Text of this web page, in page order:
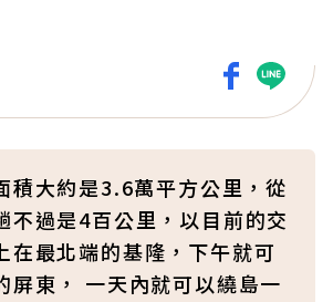
積大約是3.6萬平方公里，從
不過是4百公里，以目前的交
在最北端的基隆，下午就可
屏東， 一天內就可以繞島一